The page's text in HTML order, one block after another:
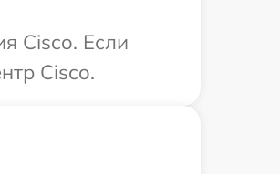
Cisco. Если
Cisco.